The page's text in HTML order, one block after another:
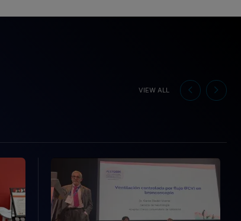
VIEW ALL